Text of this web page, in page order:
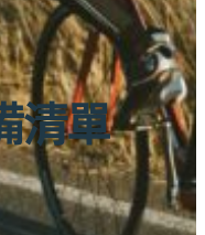
清單